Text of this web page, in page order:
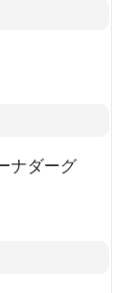
ナダーグ